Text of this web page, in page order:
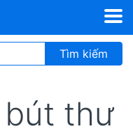
Tìm kiếm
thư